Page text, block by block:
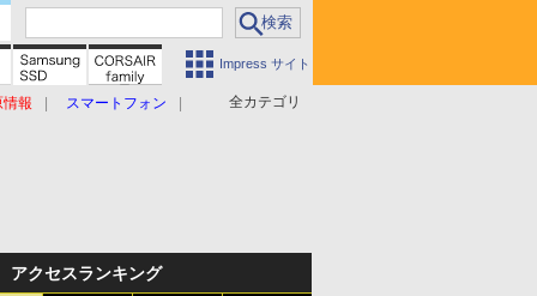
Impress サイト
全カテゴリ
情報 スマートフォン
アクセスランキング